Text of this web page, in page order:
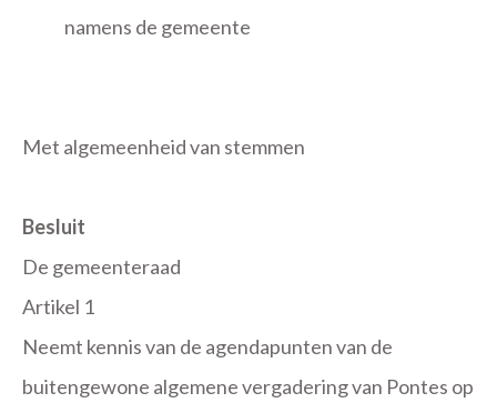
namens de gemeente
Met algemeenheid van stemmen
Besluit
De gemeenteraad
Artikel 1
Neemt kennis van de agendapunten van de
buitengewone algemene vergadering van Pontes op